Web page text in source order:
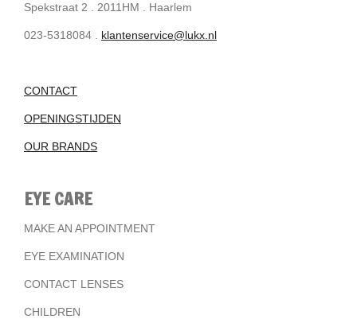
Spekstraat 2 . 2011HM . Haarlem
023-5318084 . klantenservice@lukx.nl
CONTACT
OPENINGSTIJDEN
OUR BRANDS
EYE CARE
MAKE AN APPOINTMENT
EYE EXAMINATION
CONTACT LENSES
CHILDREN